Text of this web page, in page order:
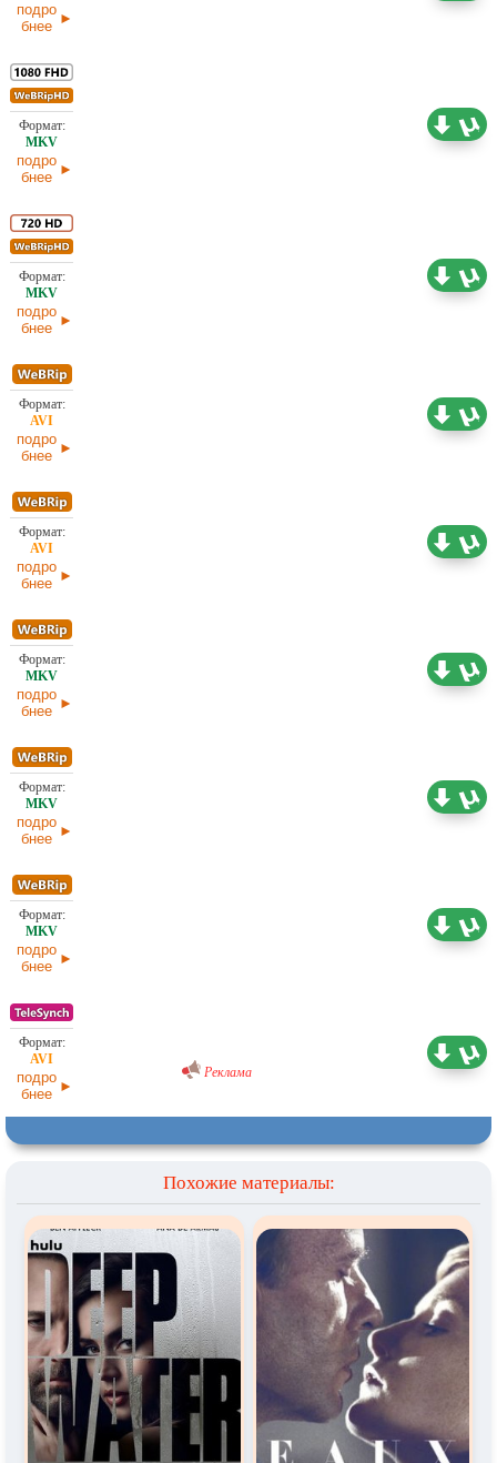
подро
бнее
подро
бнее
подро
бнее
подро
бнее
подро
бнее
подро
бнее
подро
бнее
подро
бнее
подро
бнее
Реклама
Похожие материалы: